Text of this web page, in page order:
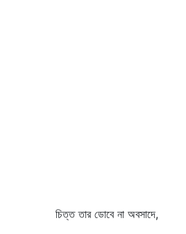
চিত্ত তার ডোবে না অবসাদে,